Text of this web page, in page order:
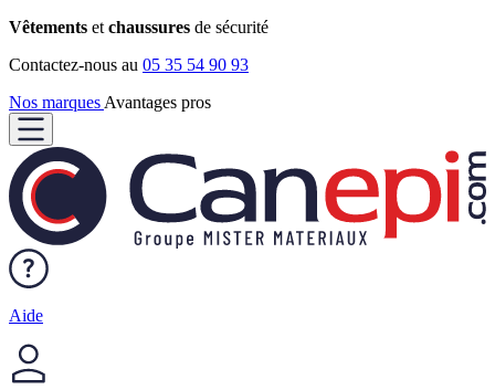
Vêtements et chaussures de sécurité
Contactez-nous au 05 35 54 90 93
Nos marques Avantages pros
Aide